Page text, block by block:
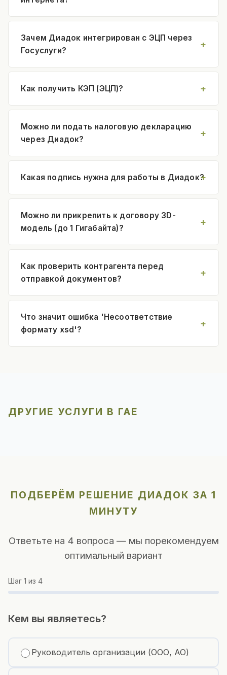
Зачем Диадок интегрирован с ЭЦП через
Госуслуги?
Как получить КЭП (ЭЦП)?
Можно ли подать налоговую декларацию
через Диадок?
Какая подпись нужна для работы в Диадок?
Можно ли прикрепить к договору 3D-
модель (до 1 Гигабайта)?
Как проверить контрагента перед
отправкой документов?
Что значит ошибка 'Несоответствие
формату xsd'?
ДРУГИЕ УСЛУГИ В ГАЕ
ПОДБЕРЁМ РЕШЕНИЕ ДИАДОК ЗА 1
МИНУТУ
Ответьте на 4 вопроса — мы порекомендуем
оптимальный вариант
Шаг 1 из 4
Кем вы являетесь?
Руководитель организации (ООО, АО)